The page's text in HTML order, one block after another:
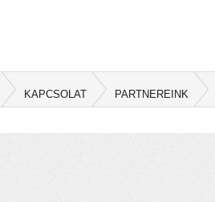
KAPCSOLAT PARTNEREINK